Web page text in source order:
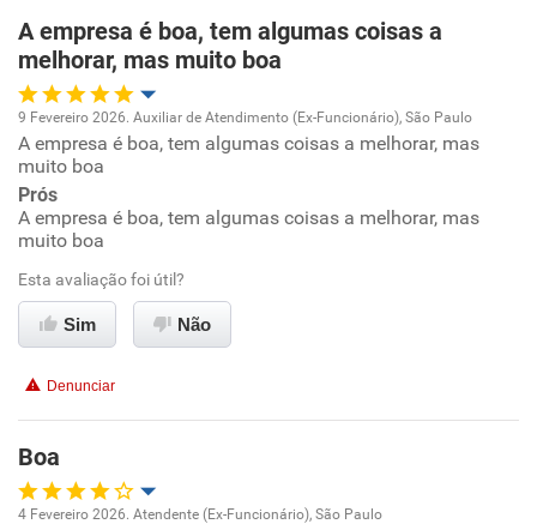
A empresa é boa, tem algumas coisas a
melhorar, mas muito boa
Oportunidade de promoção
Ambiente de trabalho
Benefícios
Recomenda esta empresa
Recomenda a diretoria
9 Fevereiro 2026. Auxiliar de Atendimento (Ex-Funcionário), São Paulo
A empresa é boa, tem algumas coisas a melhorar, mas
muito boa
Prós
A empresa é boa, tem algumas coisas a melhorar, mas
muito boa
Esta avaliação foi útil?
Sim Não
Denunciar
Boa
4 Fevereiro 2026. Atendente (Ex-Funcionário), São Paulo